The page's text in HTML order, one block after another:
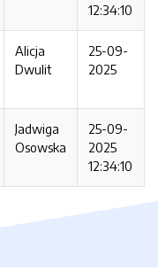
12:34:10
Alicja
Dwulit
25-09-
2025
Jadwiga
Osowska
25-09-
2025
12:34:10